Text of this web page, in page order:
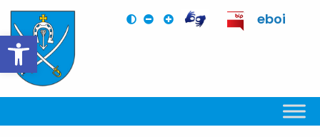
Otwórz pasek narzędzi
eboi